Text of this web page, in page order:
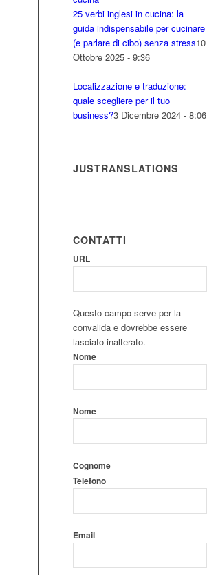
25 verbi inglesi in cucina: la
guida indispensabile per cucinare
(e parlare di cibo) senza stress10
Ottobre 2025 - 9:36
Localizzazione e traduzione:
quale scegliere per il tuo
business?3 Dicembre 2024 - 8:06
JUSTRANSLATIONS
CONTATTI
URL
Questo campo serve per la
convalida e dovrebbe essere
lasciato inalterato.
Nome
Nome
Cognome
Telefono
Email